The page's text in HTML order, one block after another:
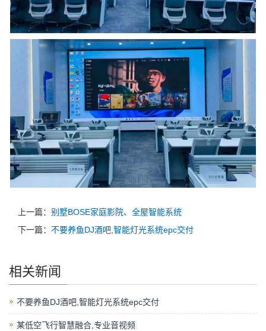
上一篇： 别墅BOSE家庭影院、全屋智能系统
下一篇： 不要养鱼DJ酒吧,智能灯光系统epc交付
相关新闻
不要养鱼DJ酒吧,智能灯光系统epc交付
某低空飞行智慧融合,专业音视频